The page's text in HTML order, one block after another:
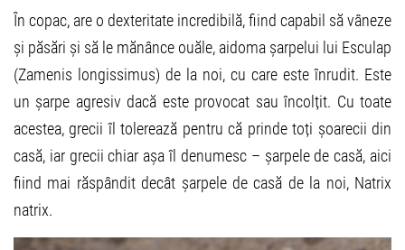
În copac, are o dexteritate incredibilă, fiind capabil să vâneze
și păsări și să le mănânce ouăle, aidoma șarpelui lui Esculap
(Zamenis longissimus) de la noi, cu care este înrudit. Este
un șarpe agresiv dacă este provocat sau încolțit. Cu toate
acestea, grecii îl tolerează pentru că prinde toți șoarecii din
casă, iar grecii chiar așa îl denumesc – șarpele de casă, aici
fiind mai răspândit decât șarpele de casă de la noi, Natrix
natrix.